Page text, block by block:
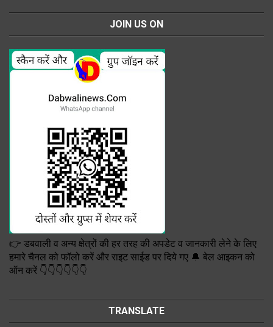
JOIN US ON
👉 डबवाली व अन्य क्षेत्रों की हर तरह की अपडेट व जानकारी लेने के लिए
हमारे चैनल को फॉलो करें और राइट साईड पर दिये गए 🔔 बेल आइकन को
ऑन करें 👇👇👇👇👇👇
TRANSLATE